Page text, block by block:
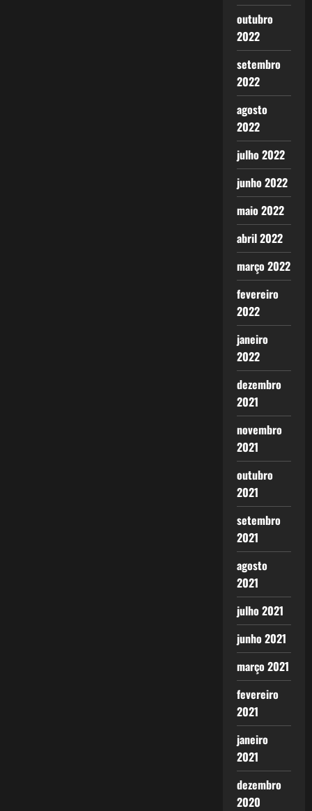
outubro
2022
setembro
2022
agosto
2022
julho 2022
junho 2022
maio 2022
abril 2022
março 2022
fevereiro
2022
janeiro
2022
dezembro
2021
novembro
2021
outubro
2021
setembro
2021
agosto
2021
julho 2021
junho 2021
março 2021
fevereiro
2021
janeiro
2021
dezembro
2020